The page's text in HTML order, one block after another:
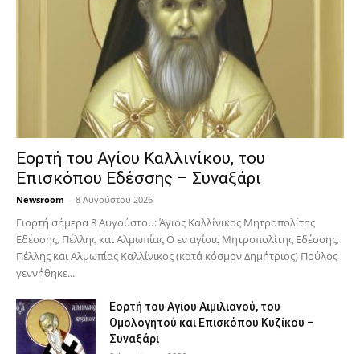
Εορτή του Αγίου Καλλινίκου, του
Επισκόπου Εδέσσης – Συναξάρι
Newsroom - 8 Αυγούστου 2026
Γιορτή σήμερα 8 Αυγούστου: Άγιος Καλλίνικος Μητροπολίτης
Εδέσσης, Πέλλης και Αλμωπίας Ο εν αγίοις Μητροπολίτης Εδέσσης,
Πέλλης και Αλμωπίας Καλλίνικος (κατά κόσμον Δημήτριος) Πούλος
γεννήθηκε...
Εορτή του Αγίου Αιμιλιανού, του
Ομολογητού και Επισκόπου Κυζίκου –
Συναξάρι